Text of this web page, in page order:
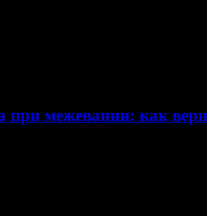
при межевании: как